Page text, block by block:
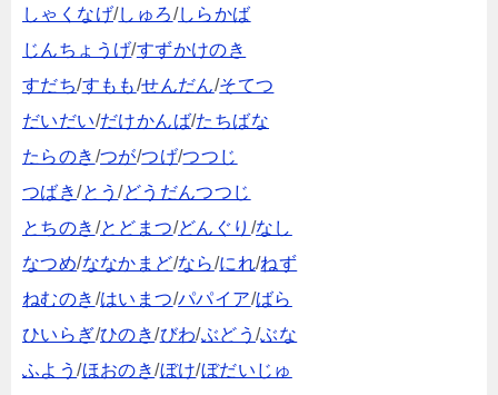
しゃくなげ/しゅろ/しらかば
じんちょうげ/すずかけのき
すだち/すもも/せんだん/そてつ
だいだい/だけかんば/たちばな
たらのき /つが/つげ/つつじ
つばき/とう/どうだんつつじ
とちのき /とどまつ/どんぐり /なし
なつめ/ななかまど/なら/にれ/ねず
ねむのき /はいまつ/パパイア/ばら
ひいらぎ/ひのき/びわ/ぶどう/ぶな
ふよう/ほおのき/ぼけ/ぼだいじゅ